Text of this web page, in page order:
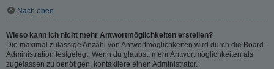
Nach oben
Wieso kann ich nicht mehr Antwortmöglichkeiten erstellen?
Die maximal zulässige Anzahl von Antwortmöglichkeiten wird durch die Board-
Administration festgelegt. Wenn du glaubst, mehr Antwortmöglichkeiten als
zugelassen zu benötigen, kontaktiere einen Administrator.